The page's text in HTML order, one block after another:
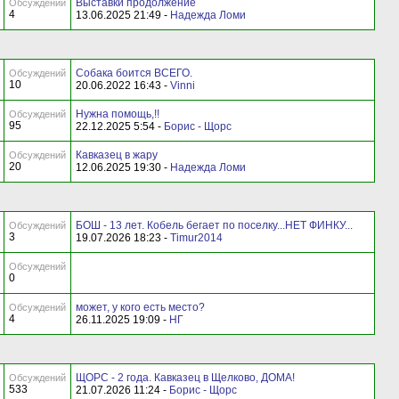
Обсуждений
4
Выставки продолжение
13.06.2025 21:49 - Надежда Ломи
Обсуждений
10
Собака боится ВСЕГО.
20.06.2022 16:43 - Vinni
Обсуждений
95
Нужна помощь,!!
22.12.2025 5:54 - Борис - Щорс
Обсуждений
20
Кавказец в жару
12.06.2025 19:30 - Надежда Ломи
Обсуждений
3
БОШ - 13 лет. Кобель бегает по поселку...НЕТ ФИНКУ...
19.07.2026 18:23 - Timur2014
Обсуждений
0
Обсуждений
4
может, у кого есть место?
26.11.2025 19:09 - НГ
Обсуждений
533
ЩОРС - 2 года. Кавказец в Щелково, ДОМА!
21.07.2026 11:24 - Борис - Щорс